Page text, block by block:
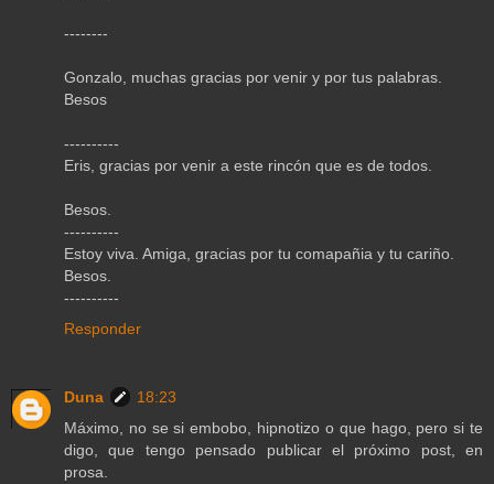
--------
Gonzalo, muchas gracias por venir y por tus palabras.
Besos
----------
Eris, gracias por venir a este rincón que es de todos.
Besos.
----------
Estoy viva. Amiga, gracias por tu comapañia y tu cariño.
Besos.
----------
Responder
Duna
18:23
Máximo, no se si embobo, hipnotizo o que hago, pero si te
digo, que tengo pensado publicar el próximo post, en
prosa.